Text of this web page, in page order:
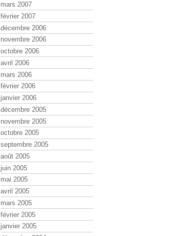
mars 2007
février 2007
décembre 2006
novembre 2006
octobre 2006
avril 2006
mars 2006
février 2006
janvier 2006
décembre 2005
novembre 2005
octobre 2005
septembre 2005
août 2005
juin 2005
mai 2005
avril 2005
mars 2005
février 2005
janvier 2005